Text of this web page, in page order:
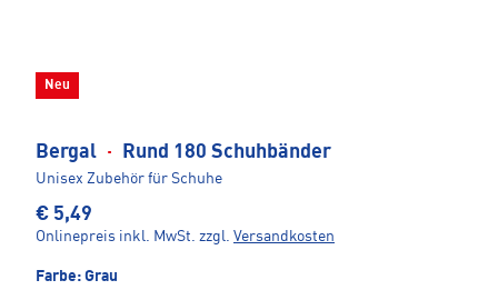
Neu
Bergal · Rund 180 Schuhbänder
Unisex Zubehör für Schuhe
€ 5,49
Onlinepreis inkl. MwSt. zzgl. Versandkosten
Farbe: Grau